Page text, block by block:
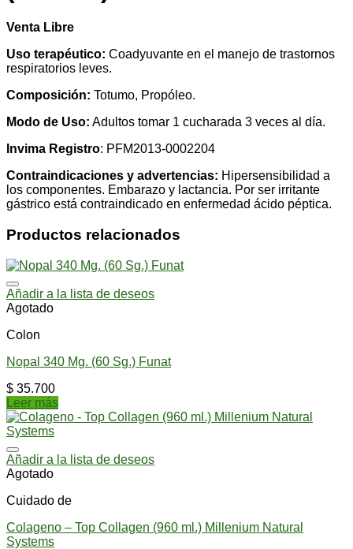
Venta Libre
Uso terapéutico: Coadyuvante en el manejo de trastornos
respiratorios leves.
Composición: Totumo, Propóleo.
Modo de Uso: Adultos tomar 1 cucharada 3 veces al día.
Invima Registro: PFM2013-0002204
Contraindicaciones y advertencias: Hipersensibilidad a
los componentes. Embarazo y lactancia. Por ser irritante
gástrico está contraindicado en enfermedad ácido péptica.
Productos relacionados
Añadir a la lista de deseos
Agotado
Colon
Nopal 340 Mg. (60 Sg.) Funat
$ 35.700
Leer más
Añadir a la lista de deseos
Agotado
Cuidado de
Colageno – Top Collagen (960 ml.) Millenium Natural
Systems